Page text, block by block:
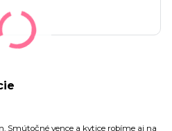
Smútočné vence a kytice robíme aj na